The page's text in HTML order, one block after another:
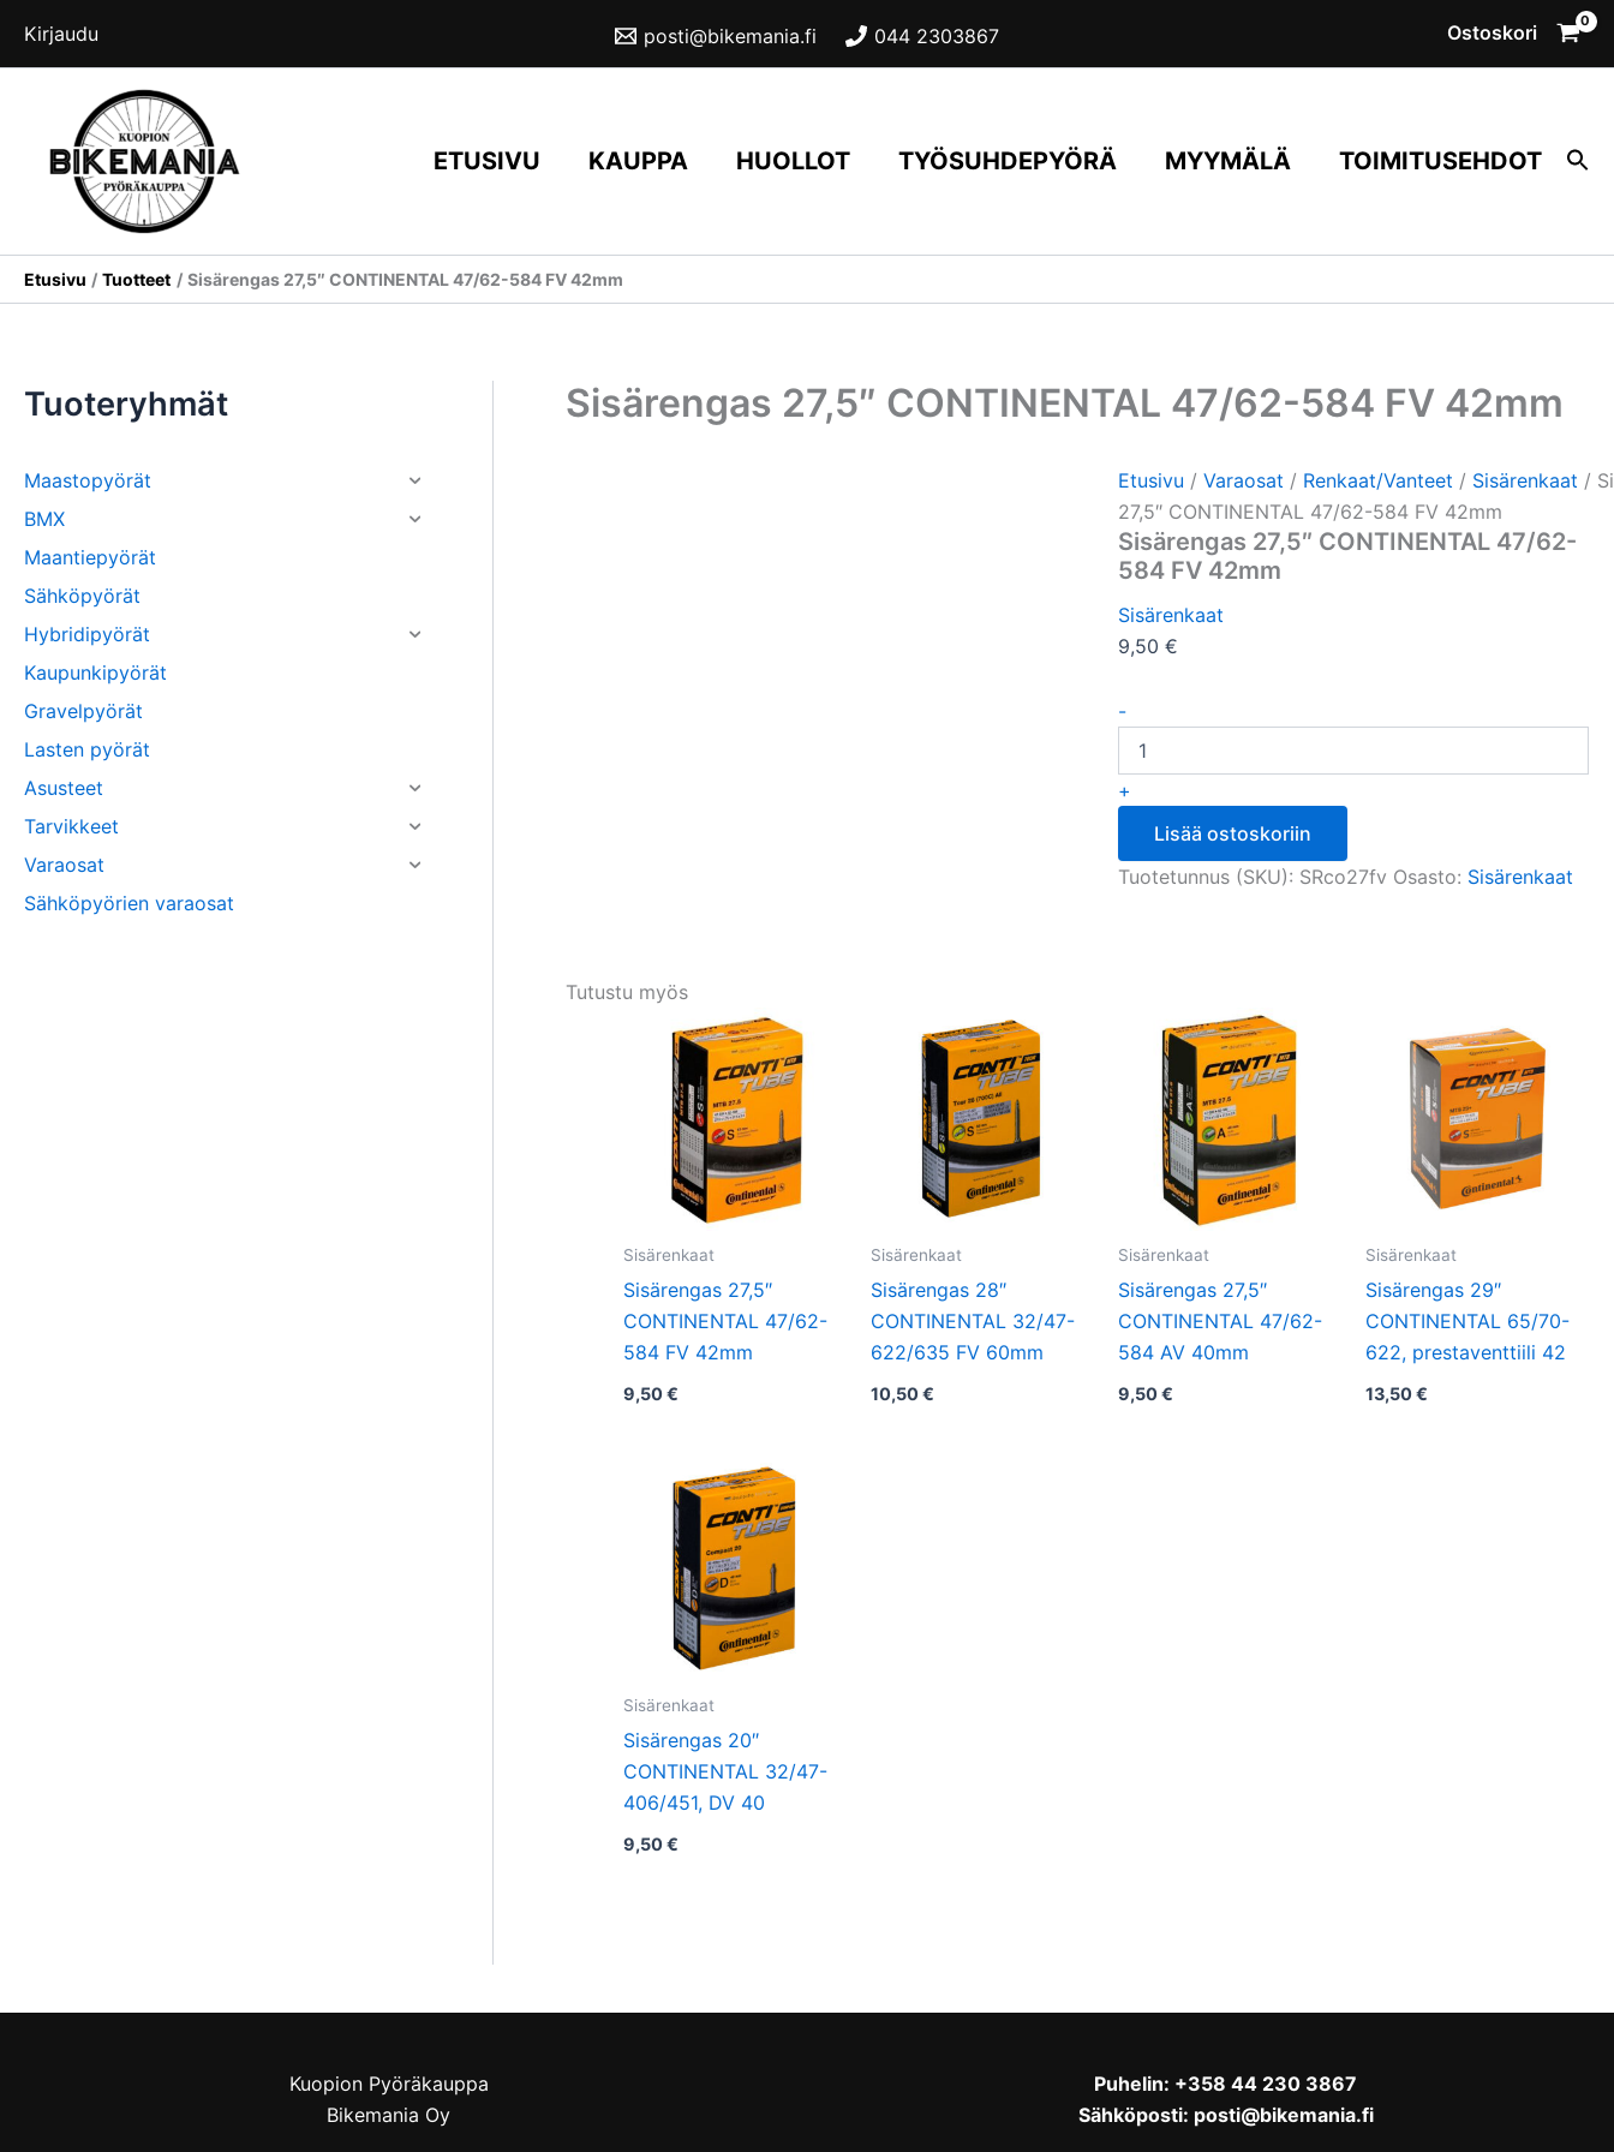
sisältöön
Kirjaudu posti@bikemania.fi 044 2303867 Ostoskori
ETUSIVU KAUPPA HUOLLOT TYÖSUHDEPYÖRÄ MYYMÄLÄ TOIMITUSEHDOT
Etusivu Tuotteet Sisärengas 27,5″ CONTINENTAL 47/62-584 FV 42mm
Tuoteryhmät
Maastopyörät
BMX
Maantiepyörät
Sähköpyörät
Hybridipyörät
Kaupunkipyörät
Gravelpyörät
Lasten pyörät
Asusteet
Tarvikkeet
Varaosat
Sähköpyörien varaosat
Sisärengas 27,5″ CONTINENTAL 47/62-584 FV 42mm
Etusivu /Varaosat / Renkaat/Vanteet / Sisärenkaat /
27,5″ CONTINENTAL 47/62-584 FV 42mm
Sisärengas 27,5″ CONTINENTAL 47/62-
584 FV 42mm
Sisärenkaat
9,50€
-
42mm
+
Lisää ostoskoriin
Tuotetunnus (SKU): SRco27fv Osasto: Sisärenkaat
Tutustu myös
Sisärenkaat
Sisärengas 27,5″
CONTINENTAL 47/62-
584 FV 42mm
9,50€
Sisärenkaat
Sisärengas 28″
CONTINENTAL 32/47-
622/635 FV 60mm
10,50€
Sisärenkaat
Sisärengas 27,5″
CONTINENTAL 47/62-
584 AV 40mm
9,50€
Sisärenkaat
Sisärengas 29″
CONTINENTAL 65/70-
622, prestaventtiili 42
13,50€
Sisärenkaat
Sisärengas 20″
CONTINENTAL 32/47-
406/451, DV 40
9,50€
Kuopion Pyöräkauppa
Bikemania Oy
Puhelin: +358 44 230 3867
Sähköposti: posti@bikemania.fi